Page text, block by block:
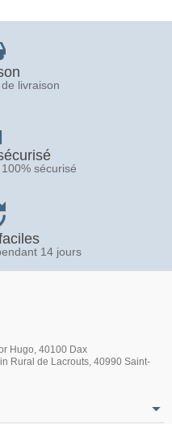
livraison
sécurisé
14 jours
Hugo, 40100 Dax
Rural de Lacrouts, 40990 Saint-